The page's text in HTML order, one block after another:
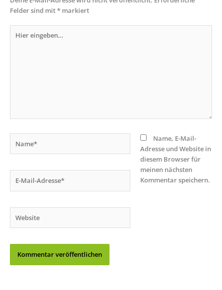
Felder sind mit* markiert
eingeben…
Mail-
Name, E-Mail-
Adresse und Website in
diesem Browser für
meinen nächsten
Kommentar speichern.